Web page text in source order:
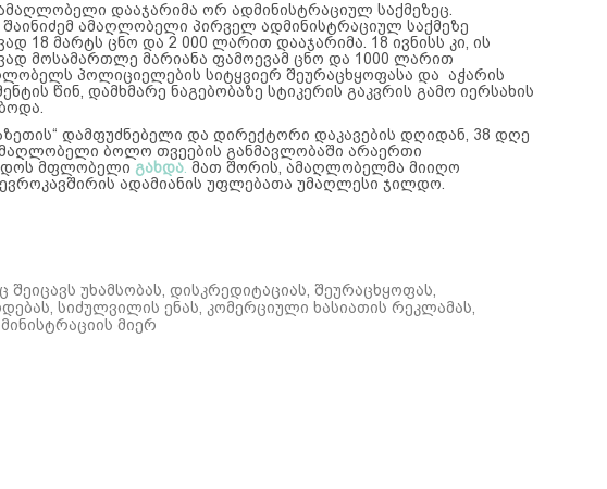
დააჯარიმა ორ ადმინისტრაციულ საქმეზეც.
ამაღლობელი პირველ ადმინისტრაციულ საქმეზე
18 მარტს ცნო და 2 000 ლარით დააჯარიმა. 18 ივნისს კი, ის
მოსამართლე მარიანა ფამოევამ ცნო და 1000 ლარით
პოლიციელების სიტყვიერ შეურაცხყოფასა და აჭარის
წინ, დამხმარე ნაგებობაზე სტიკერის გაკვრის გამო იერსახის
დამფუძნებელი და დირექტორი დაკავების დღიდან, 38 დღე
ბოლო თვეების განმავლობაში არაერთი
მფლობელი გახდა მათ შორის, ამაღლობელმა მიიღო
ადამიანის უფლებათა უმაღლესი ჯილდო.
უხამსობას, დისკრედიტაციას, შეურაცხყოფას,
სიძულვილის ენას, კომერციული ხასიათის რეკლამას,
მიერ